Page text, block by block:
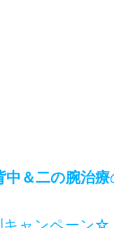
＆二の腕治療
ンペーン☆